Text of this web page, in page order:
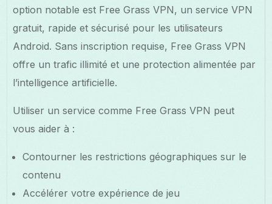
option notable est Free Grass VPN, un service VPN
gratuit, rapide et sécurisé pour les utilisateurs
Android. Sans inscription requise, Free Grass VPN
offre un trafic illimité et une protection alimentée par
l’intelligence artificielle.
Utiliser un service comme Free Grass VPN peut
vous aider à :
Contourner les restrictions géographiques sur le
contenu
Accélérer votre expérience de jeu